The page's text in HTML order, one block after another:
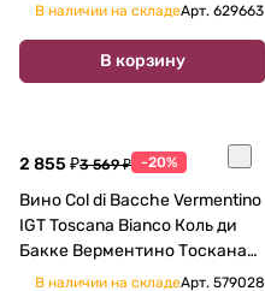
В наличии на складеАрт. 629663
В корзину
2 855 ₽3 569 ₽ -20%
Вино Col di Bacche Vermentino
IGT Toscana Bianco Коль ди
Бакке Верментино Тоскана
Бьянко 2018 750 мл
В наличии на складеАрт. 579028